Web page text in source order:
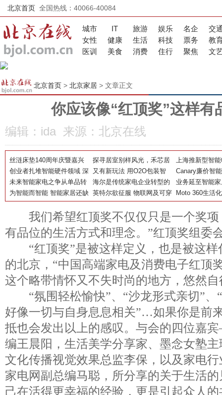
北京首页 全国热线：40066-40084
城市 IT 旅游 娱乐 名企
交
女性
健康 生活 科技 票务
教
医训
美食 消费 住行 聚焦 文
北京首页> 北京家居> 文章正文
你应该像“红顶奖”这样有
编辑：ida 来源：北京在线
丝涟床垫140周年庆暨嘉兴
青山周平青设会9月分享会
共同解密睡眠“芯”空间
探寻居室别样风光，禾芯居
家布艺新颖设计为你而来
上海推新型智
自己喊人看
创业者扎堆智能硬件领域 深
圳有优势
又有新玩法 用O2O包装智
能硬件
Canary廉价智
统开卖 功能多
未来智能家电之争从单品转
移到平台
海尔是传统家电企业转型的
样板
业务延至智能
唐智控11.45亿
为智能而智能 智能家居还缺
啥按钮
英特尔欲征服 物联网及可穿
戴设备市场
Moto 360生活
手表的第三选择
我们希望红顶奖不仅仅只是一个奖项
有品位的生活方式和理念。”红顶奖组委
“红顶奖”是被这样定义，也是被这样
的北京，“中国高端家电及消费电子红顶
这个略带情怀又不失时尚的地方，悠然
“氛围轻松愉快”、“沙龙形式亲切”、
好像一切与自身息息相关”…如果你是前
抵也会发出以上的感叹。与会的四位嘉
编王晨阳，生活美学分享家、墨念女塾
文化传播视觉效果总监李保，以及家电
家电网副总编马聪，所分享的关于生活
己在活得更幸福的经验，更是引起众人